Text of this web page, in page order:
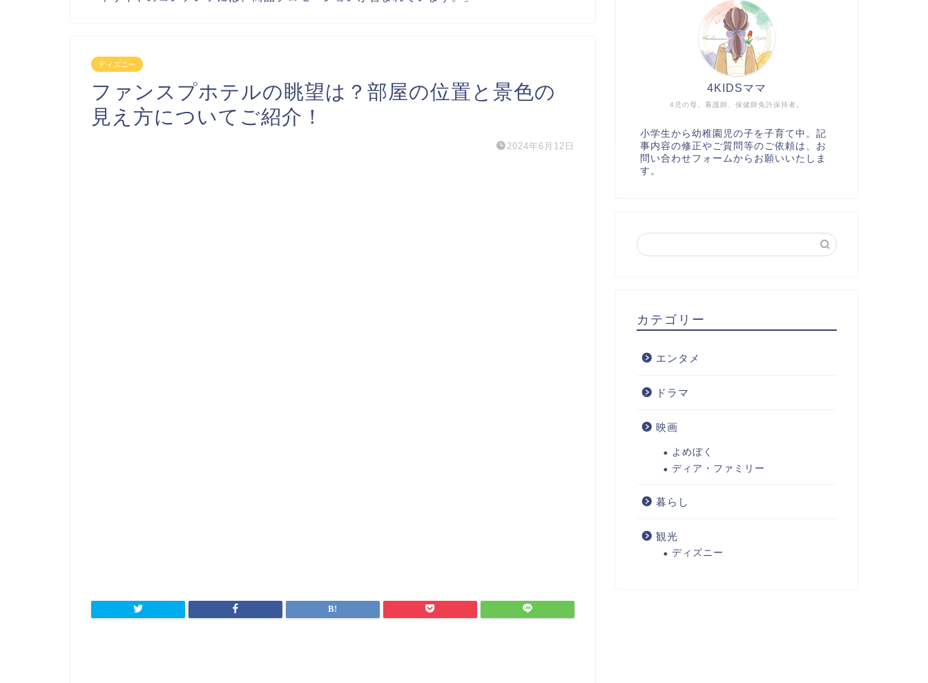
ディズニー
ファンスプホテルの眺望は？部屋の位置と景色の
見え方についてご紹介！
2024年6月12日
4児の母。看護師、保健師免許保持者。
4KIDSママ
小学生から幼稚園児の子を子育て中。記
事内容の修正やご質問等のご依頼は、お
問い合わせフォームからお願いいたしま
す。
カテゴリー
エンタメ
ドラマ
映画
よめぼく
ディア・ファミリー
暮らし
観光
ディズニー